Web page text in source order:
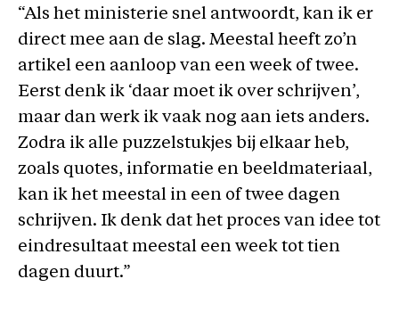
“Als het ministerie snel antwoordt, kan ik er
direct mee aan de slag. Meestal heeft zo’n
artikel een aanloop van een week of twee.
Eerst denk ik ‘daar moet ik over schrijven’,
maar dan werk ik vaak nog aan iets anders.
Zodra ik alle puzzelstukjes bij elkaar heb,
zoals quotes, informatie en beeldmateriaal,
kan ik het meestal in een of twee dagen
schrijven. Ik denk dat het proces van idee tot
eindresultaat meestal een week tot tien
dagen duurt.”